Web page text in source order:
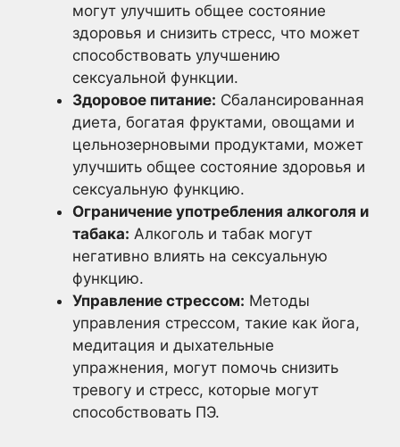
могут улучшить общее состояние
здоровья и снизить стресс, что может
способствовать улучшению
сексуальной функции.
Здоровое питание: Сбалансированная
диета, богатая фруктами, овощами и
цельнозерновыми продуктами, может
улучшить общее состояние здоровья и
сексуальную функцию.
Ограничение употребления алкоголя и
табака: Алкоголь и табак могут
негативно влиять на сексуальную
функцию.
Управление стрессом: Методы
управления стрессом, такие как йога,
медитация и дыхательные
упражнения, могут помочь снизить
тревогу и стресс, которые могут
способствовать ПЭ.